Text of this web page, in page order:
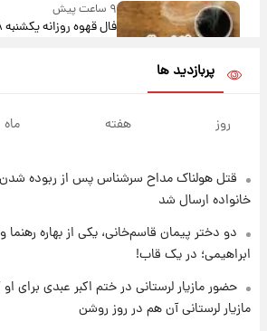
۹ ساعت پیش
فال قهوه روزانه یکشنبه ۱۸ مرداد ماه ۱۴۰۵
۱۷ ساعت پیش
لیونل مسی عزادار شد!
پربازدید ها
روز هفته ماه
قتل هولناک مداح سرشناس پس از ربوده
خانواده ارسال شد
دو دختر پیمان قاسم‌خانی، یکی از بهاره رهنما
ابراهیمی؛ در یک قاب!
حضور مازیار لرستانی در ختم اکبر عبدی برای
مازیار لرستانی آن هم در روز روشن